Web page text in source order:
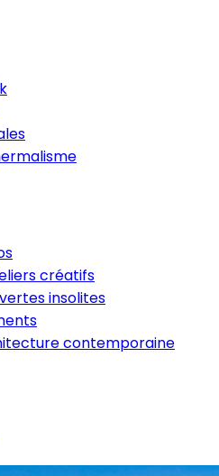
créatifs
insolites
contemporaine